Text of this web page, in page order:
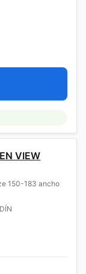
VIEW
150-183 ancho